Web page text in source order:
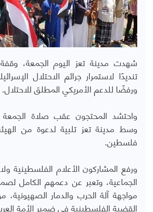
شهدت مدينة تعز اليوم الجمعة،
تنديدًا لاستمرار جرائم الاحتلال
ورفضًا للدعم الأمريكي المطلق للاحتلال.
واحتشد المحتجون عقب صلاة
وسط مدينة تعز تلبية لدعوة من
فلسطين.
ورفع المشاركون الأعلام الفلسطينية
الجماعية، وتعبر عن دعمهم الكامل
مواجهة آلة الحرب والدمار
القضية الفلسطينية في ضمير الأمة